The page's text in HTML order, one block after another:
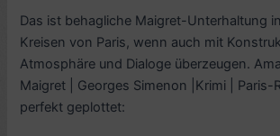
Das ist behagliche Maigret-Unterhaltung
Kreisen von Paris, wenn auch mit
Atmosphäre und Dialoge überzeugen.
Maigret | Georges Simenon |Krimi | Paris-
perfekt geplottet: